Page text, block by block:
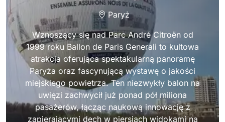
Paryż
Wznoszący się nad Parc André Citroën od
1999 roku Ballon de Paris Generali to kultowa
atrakcja oferująca spektakularną panoramę
Paryża oraz fascynującą wystawę o jakości
miejskiego powietrza. Ten niezwykły balon na
uwięzi zachwycił już ponad pół miliona
pasażerów, łącząc naukową innowację z
zapierającymi dech w piersiach widokami na